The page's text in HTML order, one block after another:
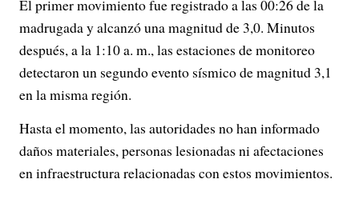
El primer movimiento fue registrado a las 00:26 de la
madrugada y alcanzó una magnitud de 3,0. Minutos
después, a la 1:10 a. m., las estaciones de monitoreo
detectaron un segundo evento sísmico de magnitud 3,1
en la misma región.
Hasta el momento, las autoridades no han informado
daños materiales, personas lesionadas ni afectaciones
en infraestructura relacionadas con estos movimientos.